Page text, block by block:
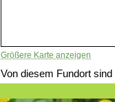
Größere Karte anzeigen
Von diesem Fundort